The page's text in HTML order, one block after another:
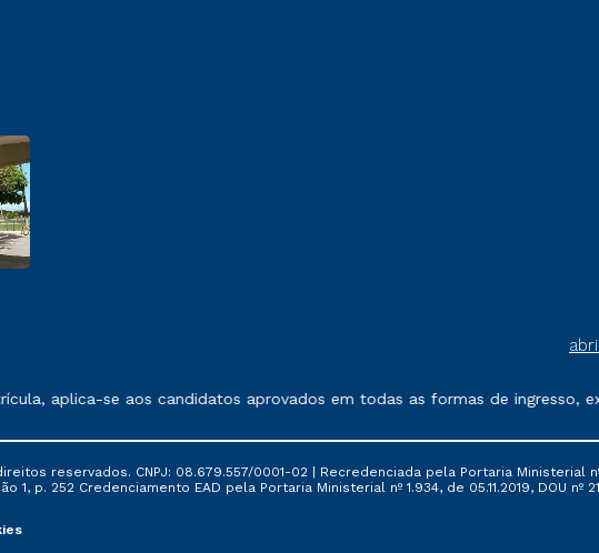
exposto no contrato de prestação de serviços.
aplica-se aos candidatos aprovados em todas as formas de ingresso,
reservados. CNPJ: 08.679.557/0001-02 | Recredenciada pela Portaria Ministerial
1, p. 252 Credenciamento EAD pela Portaria Ministerial nº 1.934, de 05.11.2019, DOU nº